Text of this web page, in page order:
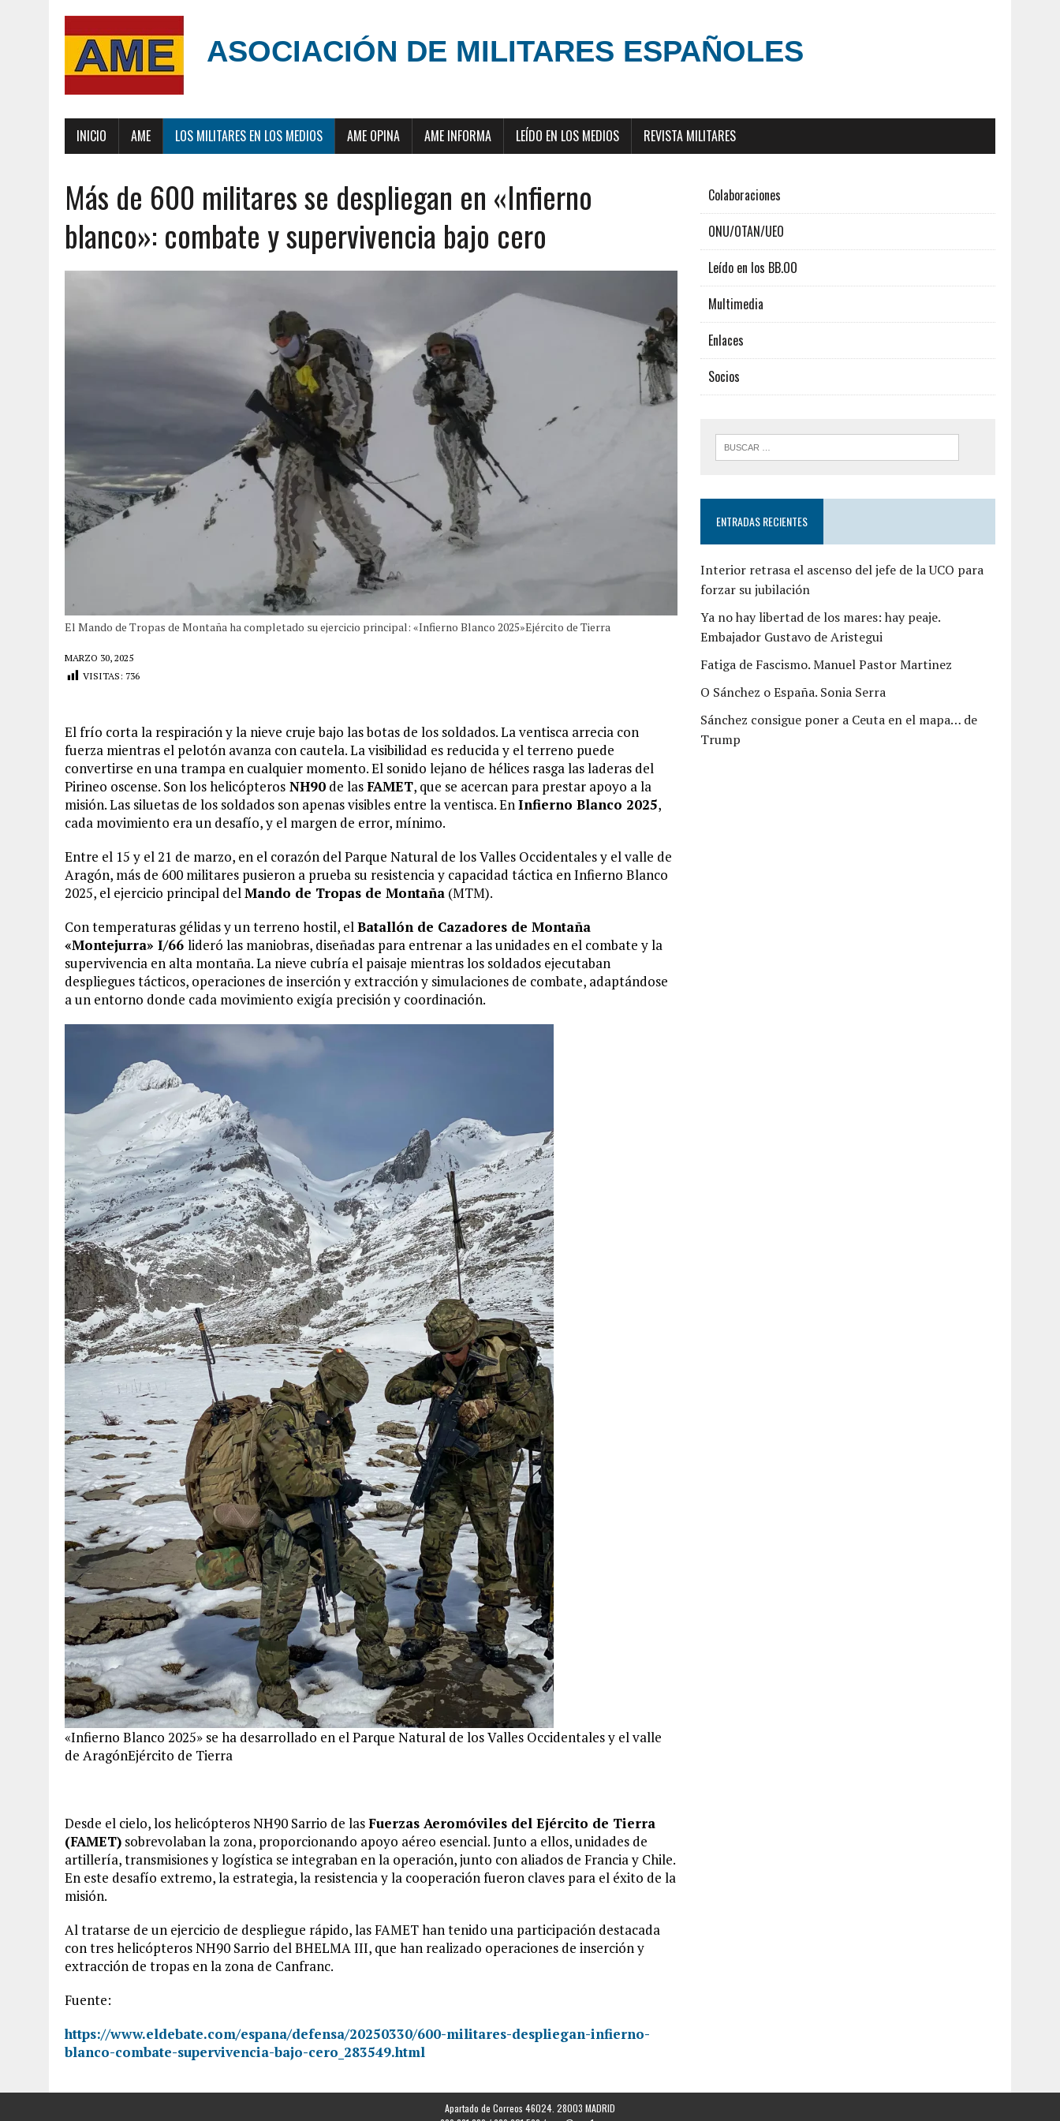
ASOCIACIÓN DE MILITARES ESPAÑOLES
INICIO AME LOS MILITARES EN LOS MEDIOS AME OPINA AME INFORMA LEÍDO EN LOS MEDIOS REVISTA MILITARES
Más de 600 militares se despliegan en «Infierno
blanco»: combate y supervivencia bajo cero
El Mando de Tropas de Montaña ha completado su ejercicio principal: «Infierno Blanco 2025»Ejército de Tierra
MARZO 30, 2025
VISITAS: 736
El frío corta la respiración y la nieve cruje bajo las botas de los soldados. La ventisca arrecia con
fuerza mientras el pelotón avanza con cautela. La visibilidad es reducida y el terreno puede
convertirse en una trampa en cualquier momento. El sonido lejano de hélices rasga las laderas del
Pirineo oscense. Son los helicópteros NH90 de lasFAMET, que se acercan para prestar apoyo a la
misión. Las siluetas de los soldados son apenas visibles entre la ventisca. EnInfierno Blanco 2025,
cada movimiento era un desafío, y el margen de error, mínimo.
Entre el 15 y el 21 de marzo, en el corazón del Parque Natural de los Valles Occidentales y el valle de
Aragón, más de 600 militares pusieron a prueba su resistencia y capacidad táctica en Infierno Blanco
2025, el ejercicio principal delMando de Tropas de Montaña (MTM).
Con temperaturas gélidas y un terreno hostil, elBatallón de Cazadores de Montaña
«Montejurra» I/66 lideró las maniobras, diseñadas para entrenar a las unidades en el combate y la
supervivencia en alta montaña. La nieve cubría el paisaje mientras los soldados ejecutaban
despliegues tácticos, operaciones de inserción y extracción y simulaciones de combate, adaptándose
a un entorno donde cada movimiento exigía precisión y coordinación.
«Infierno Blanco 2025» se ha desarrollado en el Parque Natural de los Valles Occidentales y el valle
de AragónEjército de Tierra
Desde el cielo, los helicópteros NH90 Sarrio de lasFuerzas Aeromóviles del Ejército de Tierra
(FAMET) sobrevolaban la zona, proporcionando apoyo aéreo esencial. Junto a ellos, unidades de
artillería, transmisiones y logística se integraban en la operación, junto con aliados de Francia y Chile.
En este desafío extremo, la estrategia, la resistencia y la cooperación fueron claves para el éxito de la
misión.
Al tratarse de un ejercicio de despliegue rápido, las FAMET han tenido una participación destacada
con tres helicópteros NH90 Sarrio del BHELMA III, que han realizado operaciones de inserción y
extracción de tropas en la zona de Canfranc.
Fuente:
https://www.eldebate.com/espana/defensa/20250330/600-militares-despliegan-infierno-
blanco-combate-supervivencia-bajo-cero_283549.html
Colaboraciones
ONU/OTAN/UEO
Leído en los BB.OO
Multimedia
Enlaces
Socios
ENTRADAS RECIENTES
Interior retrasa el ascenso del jefe de la UCO para
forzar su jubilación
Ya no hay libertad de los mares: hay peaje.
Embajador Gustavo de Aristegui
Fatiga de Fascismo. Manuel Pastor Martinez
O Sánchez o España. Sonia Serra
Sánchez consigue poner a Ceuta en el mapa… de
Trump
Apartado de Correos 46024. 28003 MADRID